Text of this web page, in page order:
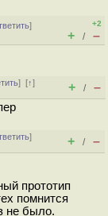
]
+2
+ / –
][↑]
+ / –
]
+ / –
прототип
помнится
не было.